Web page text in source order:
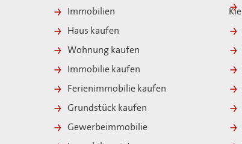
Immobilien
Haus kaufen
Wohnung kaufen
Immobilie kaufen
Ferienimmobilie kaufen
Grundstück kaufen
Gewerbeimmobilie
Kiel